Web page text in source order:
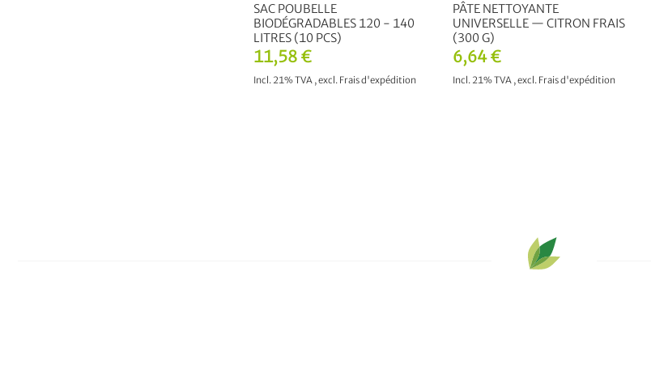
11,58 €
Incl. 21% TVA , excl. Frais d'expédition
SAC POUBELLE
BIODÉGRADABLES 120 - 140
LITRES (10 PCS)
6,64 €
Incl. 21% TVA , excl. Frais d'expédition
PÂTE NETTOYANTE
UNIVERSELLE — CITRON FRAIS
(300 G)